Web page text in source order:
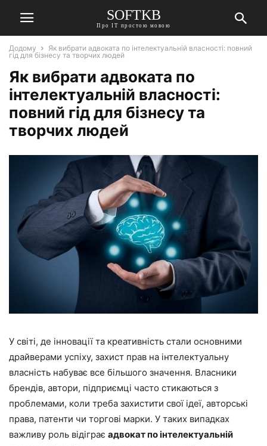
SOFTKB
Про ІТ простою мовою
Додому
Як вибрати адвоката по інтелектуальній власності: повний
гід для бізнесу та творчих людей
Як вибрати адвоката по
інтелектуальній власності:
повний гід для бізнесу та
творчих людей
У світі, де інновації та креативність стали основними
драйверами успіху, захист прав на інтелектуальну
власність набуває все більшого значення. Власники
брендів, автори, підприємці часто стикаються з
проблемами, коли треба захистити свої ідеї, авторські
права, патенти чи торгові марки. У таких випадках
важливу роль відіграє адвокат по інтелектуальній